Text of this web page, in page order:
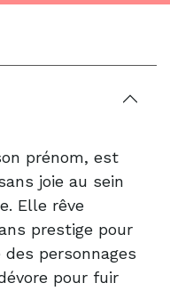
prénom, est
joie au sein
Elle rêve
prestige pour
personnages
pour fuir